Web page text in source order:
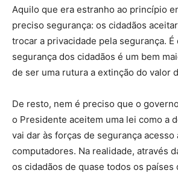
Aquilo que era estranho ao princípio
preciso segurança: os cidadãos
trocar a privacidade pela segurança.
segurança dos cidadãos é um bem
de ser uma rutura a extinção do valor
De resto, nem é preciso que o
o Presidente aceitem uma lei como a
vai dar às forças de segurança acesso
computadores. Na realidade, através
os cidadãos de quase todos os países